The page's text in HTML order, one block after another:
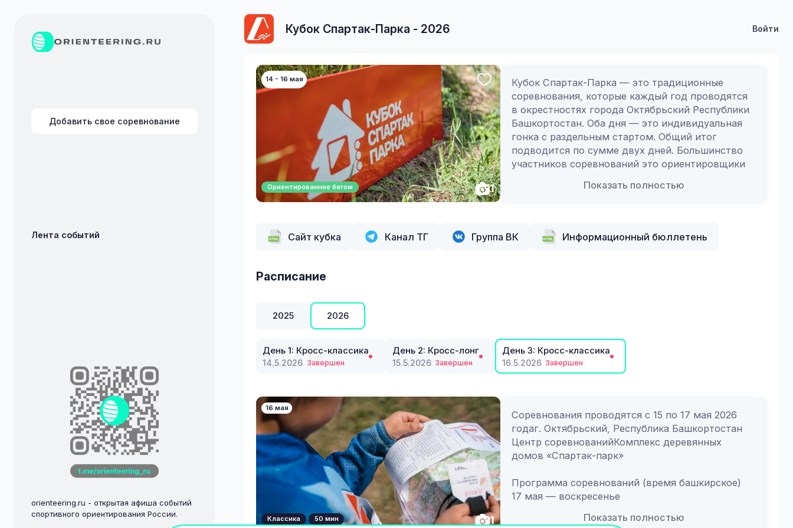
Кубок Спартак-Парка - 2026 Войти
14 - 16 мая
Ориентированние бегом 1
Кубок Спартак-Парка — это традиционные
соревнования, которые каждый год проводятся
в окрестностях города Октябрьский Республики
Башкортостан. Оба дня — это индивидуальная
гонка с раздельным стартом. Общий итог
подводится по сумме двух дней. Большинство
участников соревнований это ориентировщики
но периодически на старт выходят ребята из
награждаются медалями с уникальным
дизайном. Отличительной особенностью
Показать полностью
Сайт кубка Канал ТГ Группа ВК Информационный бюллетень
Расписание
2025 2026
День 1: Кросс-классика
14.5.2026 Завершен
День 2: Кросс-лонг
15.5.2026 Завершен
День 3: Кросс-классика
16.5.2026 Завершен
16 мая
Классика 50 мин 1
Соревнования проводятся с 15 по 17 мая 2026
годаг. Октябрьский, Республика Башкортостан
Центр соревнованийКомплекс деревянных
домов «Спартак-парк»
Программа соревнований (время башкирское)
17 мая — воскресенье
11.00 - кросс-классика (50-60 мин)
Показать полностью
Добавить свое соревнование
Лента событий
orienteering.ru - открытая афиша событий
спортивного ориентирования России.